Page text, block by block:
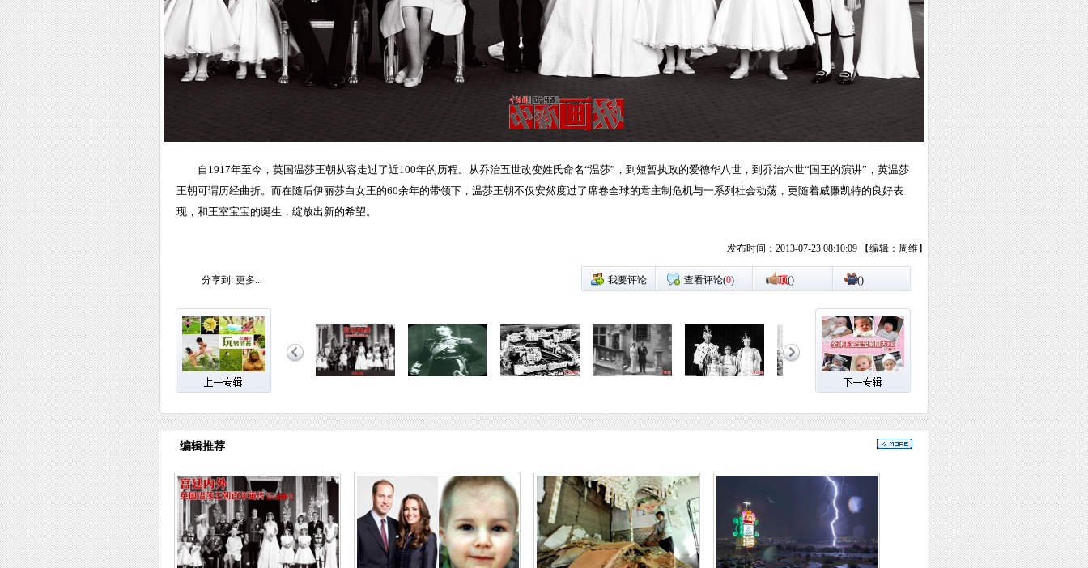
自1917年至今，英国温莎王朝从容走过了近100年的历程。从乔治五世改变姓氏命名“温莎”，到短暂执政的爱德华八世，到乔治六世“国王的演讲”，英温莎
王朝可谓历经曲折。而在随后伊丽莎白女王的60余年的带领下，温莎王朝不仅安然度过了席卷全球的君主制危机与一系列社会动荡，更随着威廉凯特的良好表
现，和王室宝宝的诞生，绽放出新的希望。
发布时间：2013-07-23 08:10:09 【编辑：周维】
分享到: 更多... 我要评论 查看评论(0) 顶() 踩()
编辑推荐